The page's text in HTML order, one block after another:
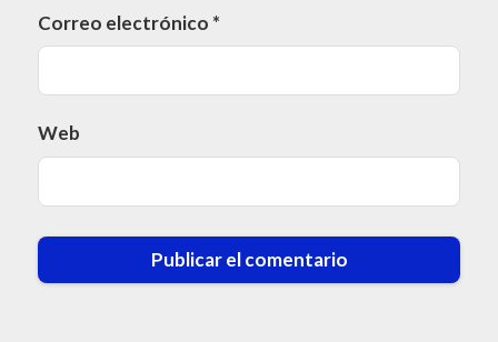
Correo electrónico *
Web